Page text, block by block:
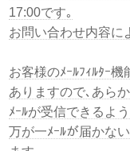
17:00です｡
お問い合わせ内容に
お客様のﾒｰﾙﾌｨﾙﾀｰ
ありますので､あら
ﾒｰﾙが受信できるよ
万が一ﾒｰﾙが届かな